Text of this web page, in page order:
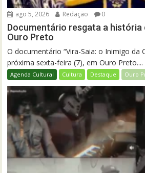
ago 5, 2026 Redação 0
Documentário resgata a história
Ouro Preto
O documentário “Vira-Saia: o Inimigo da
próxima sexta-feira (7), em Ouro Preto....
Agenda Cultural Cultura Destaque Ouro